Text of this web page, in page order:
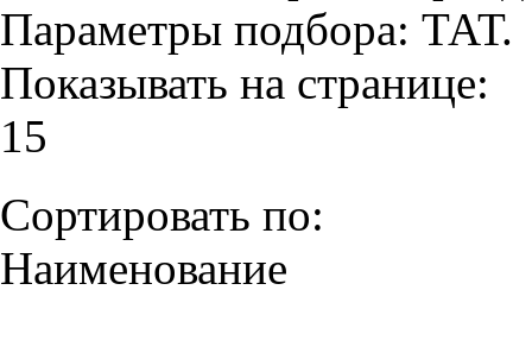
Параметры подбора: ТАТ.
Показывать на странице:
15
Сортировать по:
Наименование